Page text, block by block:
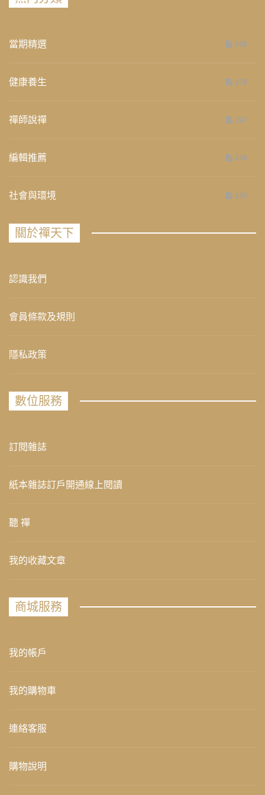
當期精選 658
健康養生 276
禪師說禪 267
編輯推薦 236
社會與環境 235
關於禪天下
認識我們
會員條款及規則
隱私政策
數位服務
訂閱雜誌
紙本雜誌訂戶開通線上閱讀
聽 禪
我的收藏文章
商城服務
我的帳戶
我的購物車
連絡客服
購物說明